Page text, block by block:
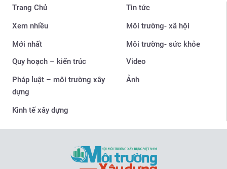
Trang Chủ
Xem nhiều
Mới nhất
Tin tức
Môi trường- xã hội
Môi trường- sức khỏe
Quy hoạch – kiến trúc
Pháp luật – môi trường xây
dựng
Kinh tế xây dựng
Video
Ảnh